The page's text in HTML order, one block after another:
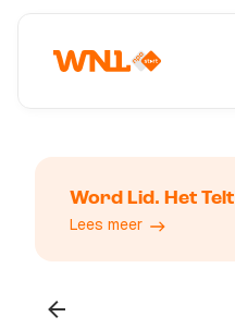
Word Lid. Het Telt
Lees meer